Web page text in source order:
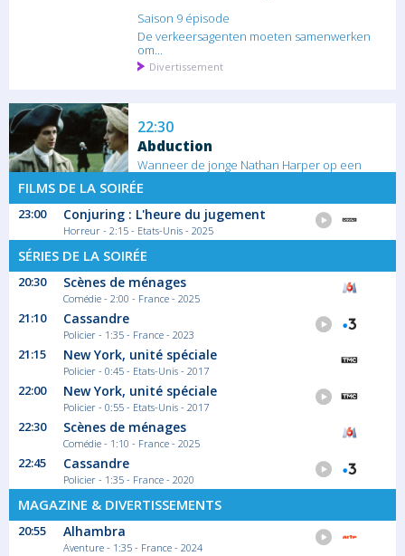
Saison 9 épisode
De verkeersagenten moeten samenwerken
om...
Divertissement
22:30
Abduction
Wanneer de jonge Nathan Harper op een
00:25
Night Coppers
Saison 3 épisode
Een jonge agente probeert kalm te blijven
wanneer...
Documentaire
FILMS DE LA SOIRÉE
23:00 Conjuring : L'heure du jugement
Horreur - 2:15 - Etats-Unis - 2025
SÉRIES DE LA SOIRÉE
20:30 Scènes de ménages
Comédie - 2:00 - France - 2025
21:10 Cassandre
Policier - 1:35 - France - 2023
21:15 New York, unité spéciale
Policier - 0:45 - Etats-Unis - 2017
22:00 New York, unité spéciale
Policier - 0:55 - Etats-Unis - 2017
22:30 Scènes de ménages
Comédie - 1:10 - France - 2025
22:45 Cassandre
Policier - 1:35 - France - 2020
MAGAZINE & DIVERTISSEMENTS
20:55 Alhambra
Aventure - 1:35 - France - 2024